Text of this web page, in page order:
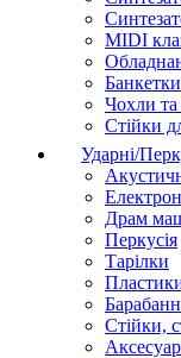
MIDI
Банкетки
Чохли та
Стійки
Ударні/
Драм
Перкусія
Тарілки
Стійки,